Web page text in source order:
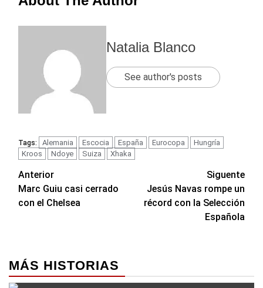
Natalia Blanco
See author's posts
Tags: Alemania Escocia España Eurocopa
Hungría
Kroos
Ndoye Suiza Xhaka
Navegación
de
Anterior
Marc Guiu casi cerrado
con el Chelsea
Siguente
Jesús Navas rompe un
récord con la Selección
Española
MÁS HISTORIAS